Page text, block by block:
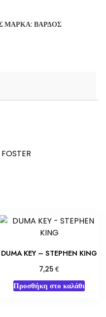
ΜΆΡΚΑ: ΒΆΡΔΟΣ
DUMA KEY – STEPHEN KING
7,25€
Προσθήκη στο καλάθι